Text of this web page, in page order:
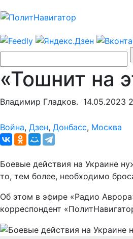
«Тошнит на
Владимир Гладков. 14.05.2023
Война, Дзен, Донбасс, Москва
Боевые действия на Украине
то, тем более, необходимо
Об этом в эфире «Радио
корреспондент